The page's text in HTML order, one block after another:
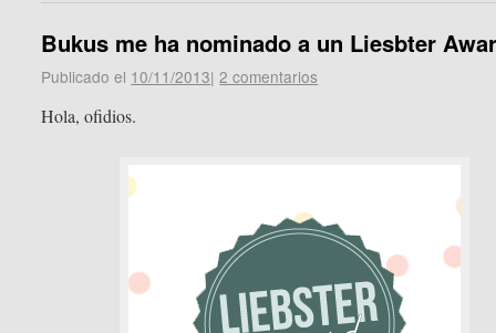
Bukus me ha nominado a un Liesbter
Publicado el 10/11/2013| 2 comentarios
Hola, ofidios.